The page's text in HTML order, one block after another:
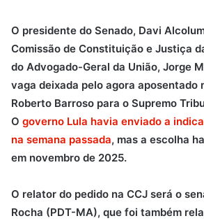
O presidente do Senado, Davi
Comissão de Constituição e Justiça
do Advogado-Geral da União, Jorge
vaga deixada pelo agora aposentado
Roberto Barroso para o Supremo
O governo Lula havia enviado a
na semana passada, mas a escolha
em novembro de 2025.
O relator do pedido na CCJ será o
Rocha (PDT-MA), que foi também